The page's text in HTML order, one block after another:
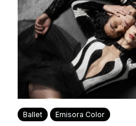
Ballet Emisora Color